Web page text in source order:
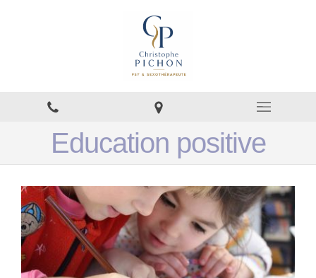
Education positive